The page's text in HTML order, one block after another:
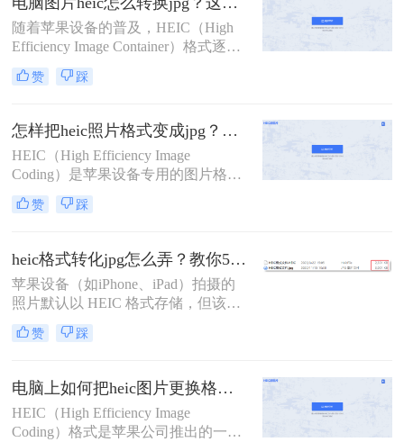
某些应用程序中可能不被直接支持，
因此需要将HEIC批量转换为更通用的
JPG格式。那么heic怎么批量转jpg
呢？本文将介绍三种将HEIC批量转换
为JPG的高效方法。
随着苹果设备的普及，HEIC（High
Efficiency Image Container）格式逐渐
成为iPhone和iPad等设备默认保存照
片的方式。然而，由于该格式在非苹
要将HEIC文件转换为更常见的JPG格
式以便于跨平台使用。那么电脑图片
heic怎么转换jpg呢？本文将介绍两种
适用于Windows和Mac电脑用户的
HEIC转JPG的方法。
赞 踩
怎样把heic照片格式变成jpg？分享2种实用方法！
HEIC（High Efficiency Image
Coding）是苹果设备专用的图片格
式，具有高效压缩率和良好的图像质
量。然而，由于该格式主要在苹果设
果设备用户可能会遇到无法直接打开
或编辑HEIC图片的问题。那么怎样把
heic照片格式变成jpg呢？本文将介绍
两种将HEIC照片格式转换成JPG的方
法。
赞 踩
heic格式转化jpg怎么弄？教你5种常用方法！
苹果设备（如iPhone、iPad）拍摄的
照片默认以 HEIC 格式存储，但该格
式在非苹果设备或部分软件中可能无
法直接打开。那么heic格式转化jpg怎
您快速完成格式转换。
赞 踩
电脑上如何把heic图片更换格式？教你四种转换方法！
HEIC（High Efficiency Image
Coding）格式是苹果公司推出的一种